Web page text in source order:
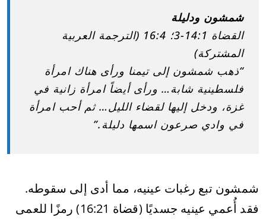
شمشون ودليلة
القضاة 14:1-3؛ 16:4 (الترجمة العربية
المشتركة)
“ذهب شمشون إلى تيمنا ورأى هناك امرأة
فلسطينية شابة… ورأى أيضاً امرأة زانية في
غزة، ودخل إليها لقضاء الليل… ثم أحب امرأة
في وادي صرعون اسمها دليلة.”
شمشون تبع رغبات عينيه، مما أدى إلى سقوطه.
فقد أُعمي عينيه جسديًا (قضاة 16:21) رمزًا للعمى